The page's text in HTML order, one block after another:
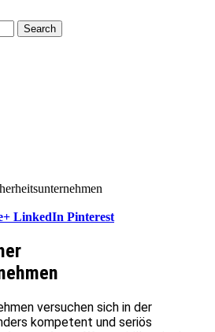
LinkedIn Pinterest
versuchen sich in der
kompetent und seriös